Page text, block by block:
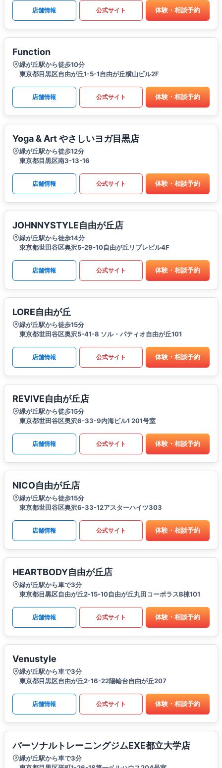
店舗情報 公式サイト 体験・相談予約
Function
緑が丘駅から徒歩10分
東京都目黒区自由が丘1-5-1自由が丘横山ビル2F
店舗情報 公式サイト 体験・相談予約
Yoga & Art やさしいヨガ目黒店
緑が丘駅から徒歩12分
東京都目黒区南3-13-16
店舗情報 公式サイト 体験・相談予約
JOHNNYSTYLE自由が丘店
緑が丘駅から徒歩14分
東京都世田谷区奥沢5-29-10自由が丘リブレビル4F
店舗情報 公式サイト 体験・相談予約
LORE自由が丘
緑が丘駅から徒歩15分
東京都世田谷区奥沢5-41-8 ソル・パティオ自由が丘101
店舗情報 公式サイト 体験・相談予約
REVIVE自由が丘店
緑が丘駅から徒歩15分
東京都世田谷区奥沢6-33-9内海ビル1 201号室
店舗情報 公式サイト 体験・相談予約
NICO自由が丘店
緑が丘駅から徒歩15分
東京都世田谷区奥沢6-33-12アスターハイツ303
店舗情報 公式サイト 体験・相談予約
HEARTBODY自由が丘店
緑が丘駅から車で3分
東京都目黒区自由が丘2-15-10自由が丘丸田コーポラスB棟101
店舗情報 公式サイト 体験・相談予約
Venustyle
緑が丘駅から車で3分
東京都目黒区自由が丘2-16-22陽輪台自由が丘207
店舗情報 公式サイト 体験・相談予約
パーソナルトレーニングジムEXE都立大学店
緑が丘駅から車で3分